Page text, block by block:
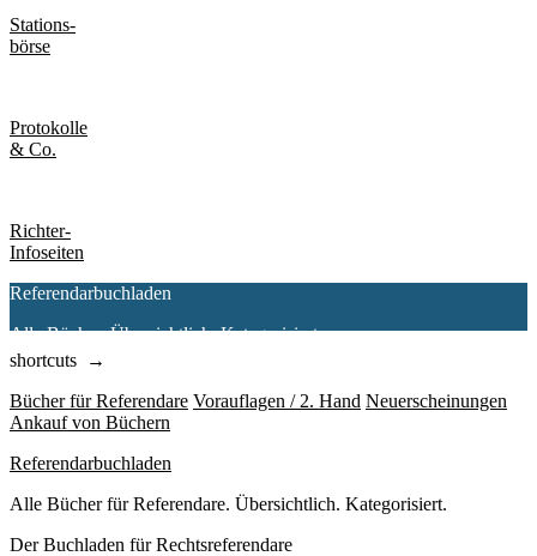
Stations-
börse
Protokolle
& Co.
Richter-
Infoseiten
Referendarbuchladen
Alle Bücher. Übersichtlich. Kategorisiert.
shortcuts →
Bücher für Referendare Vorauflagen / 2. Hand Neuerscheinungen
Ankauf von Büchern
Referendarbuchladen
Alle Bücher für Referendare. Übersichtlich. Kategorisiert.
Der Buchladen für Rechtsreferendare